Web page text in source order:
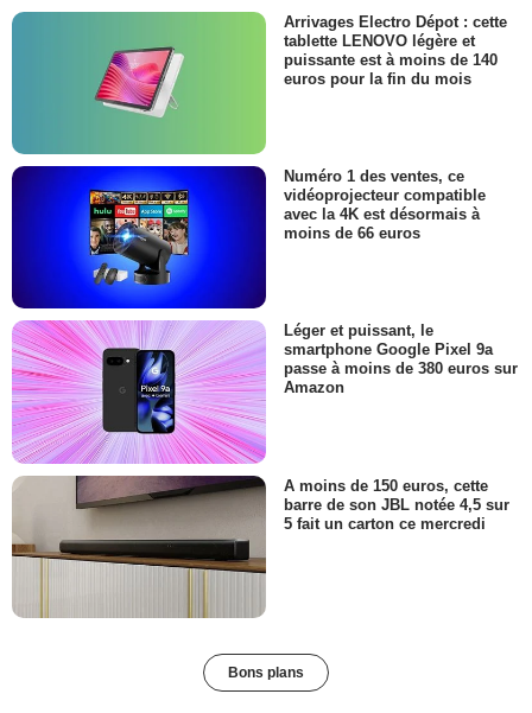
Arrivages Electro Dépot : cette
tablette LENOVO légère et
puissante est à moins de 140
euros pour la fin du mois
Numéro 1 des ventes, ce
vidéoprojecteur compatible
avec la 4K est désormais à
moins de 66 euros
Léger et puissant, le
smartphone Google Pixel 9a
passe à moins de 380 euros sur
Amazon
A moins de 150 euros, cette
barre de son JBL notée 4,5 sur
5 fait un carton ce mercredi
Bons plans